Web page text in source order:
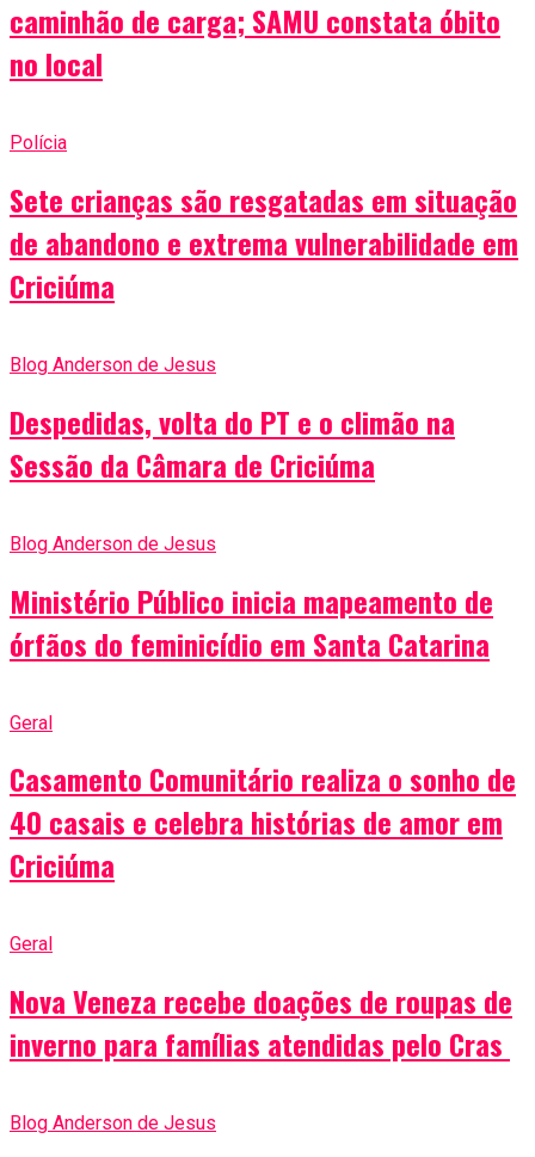
caminhão de carga; SAMU constata óbito
no local
Polícia
Sete crianças são resgatadas em situação
de abandono e extrema vulnerabilidade em
Criciúma
Blog Anderson de Jesus
Despedidas, volta do PT e o climão na
Sessão da Câmara de Criciúma
Blog Anderson de Jesus
Ministério Público inicia mapeamento de
órfãos do feminicídio em Santa Catarina
Geral
Casamento Comunitário realiza o sonho de
40 casais e celebra histórias de amor em
Criciúma
Geral
Nova Veneza recebe doações de roupas de
inverno para famílias atendidas pelo Cras
Blog Anderson de Jesus